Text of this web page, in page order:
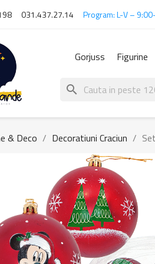
031.437.27.14 Program: L-V –
Gorjuss Figurine
search
& Deco Decoratiuni Craciun